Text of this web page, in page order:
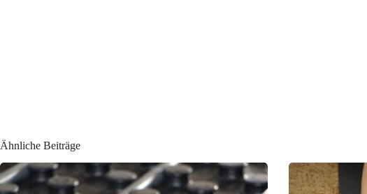
Ähnliche Beiträge